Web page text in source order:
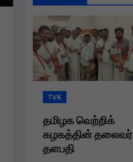
TVK
தமிழக வெற்றிக்
கழகத்தின் தலைவர்
தளபதி அவர்களின்